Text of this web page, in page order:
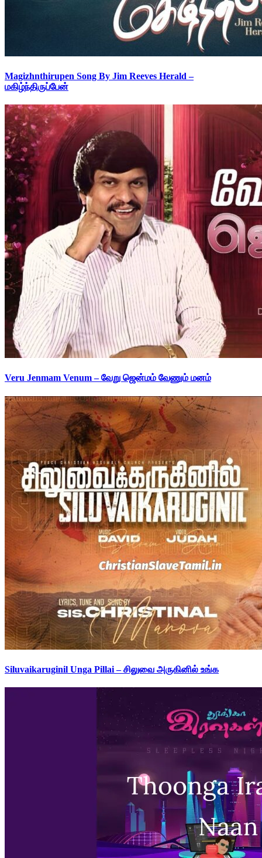
Magizhnthirupen Song By Jim Reeves Herald –
மகிழ்ந்திருப்பேன்
Veru Jenmam Venum – வேறு ஜென்மம் வேணும் மனம்
Siluvaikaruginil Unga Pillai – சிலுவை அருகினில் உங்க